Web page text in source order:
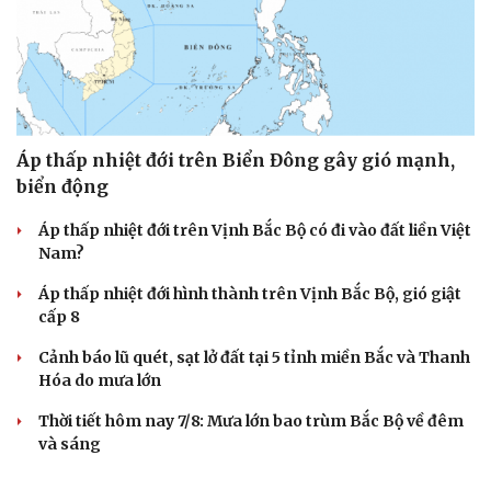
Áp thấp nhiệt đới trên Biển Đông gây gió mạnh,
biển động
Áp thấp nhiệt đới trên Vịnh Bắc Bộ có đi vào đất liền Việt
Nam?
Áp thấp nhiệt đới hình thành trên Vịnh Bắc Bộ, gió giật
cấp 8
Cảnh báo lũ quét, sạt lở đất tại 5 tỉnh miền Bắc và Thanh
Hóa do mưa lớn
Thời tiết hôm nay 7/8: Mưa lớn bao trùm Bắc Bộ về đêm
và sáng